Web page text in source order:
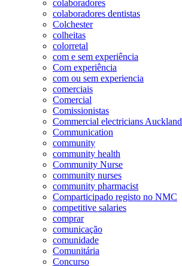
colaboradores
colaboradores dentistas
Colchester
colheitas
colorretal
com e sem experiência
Com experiência
com ou sem experiencia
comerciais
Comercial
Comissionistas
Commercial electricians Auckland
Communication
community
community health
Community Nurse
community nurses
community pharmacist
Comparticipado registo no NMC
competitive salaries
comprar
comunicação
comunidade
Comunitária
Concurso